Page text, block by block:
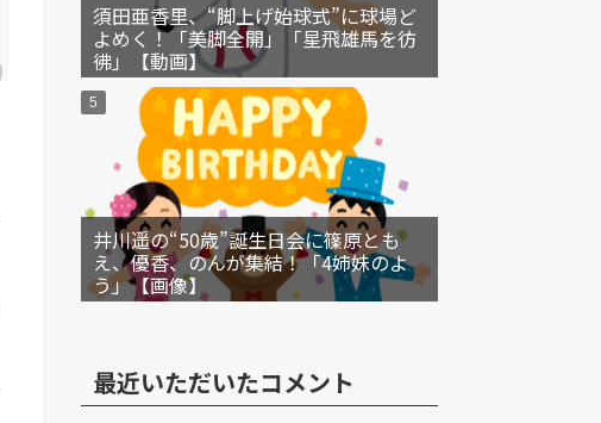
須田亜香里、“脚上げ始球式”に球場ど
よめく！「美脚全開」「星飛雄馬を彷
彿」【動画】
井川遥の“50歳”誕生日会に篠原とも
え、優香、のんが集結！「4姉妹のよ
う」【画像】
最近いただいたコメント